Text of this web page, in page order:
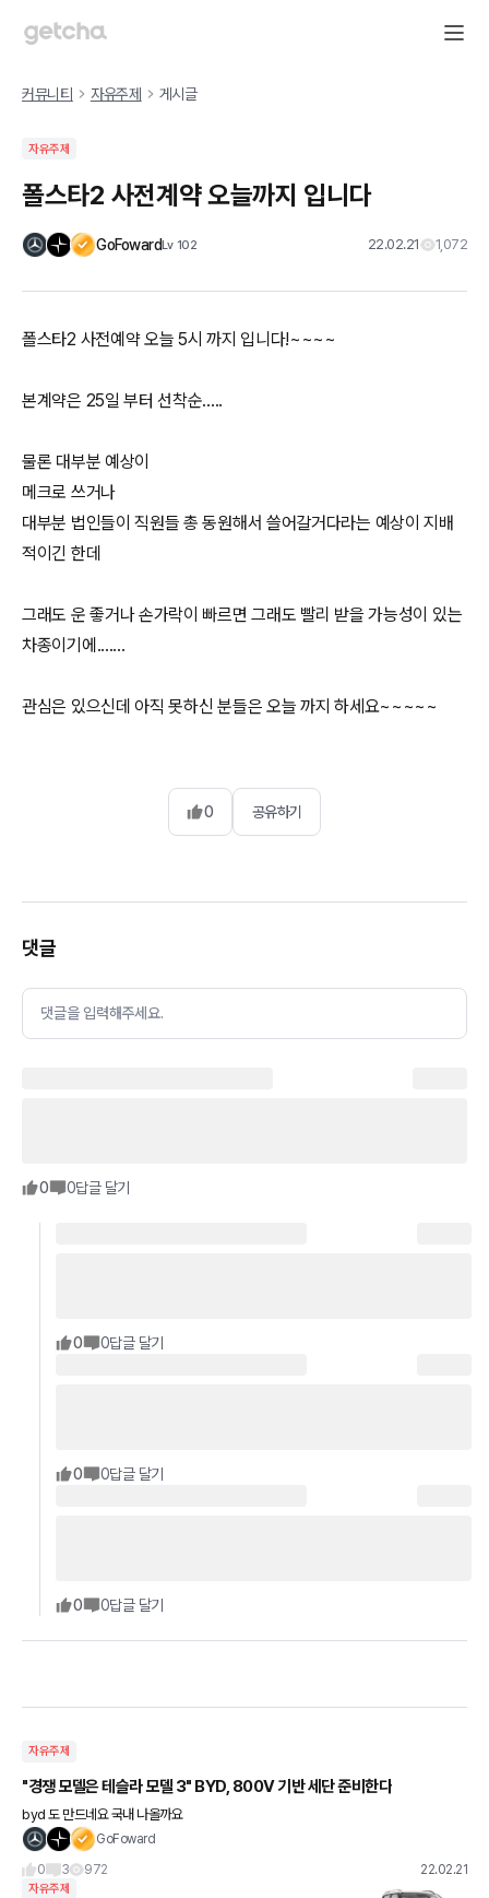
커뮤니티 자유주제 게시글
자유주제
폴스타2 사전계약 오늘까지 입니다
GoFowardLv 102 22.02.21 1,072
폴스타2 사전예약 오늘 5시 까지 입니다!~~~~
본계약은 25일 부터 선착순.....
물론 대부분 예상이
메크로 쓰거나
대부분 법인들이 직원들 총 동원해서 쓸어갈거다라는 예상이 지배
적이긴 한데
그래도 운 좋거나 손가락이 빠르면 그래도 빨리 받을 가능성이 있는
차종이기에.......
0 공유하기
댓글
댓글을 입력해주세요.
0 0답글 달기
0 0답글 달기
0 0답글 달기
0 0답글 달기
자유주제
"경쟁 모델은 테슬라 모델 3" BYD, 800V 기반 세단 준비한다
byd 도 만드네요 국내 나올까요
GoFoward
0
3 972 22.02.21
자유주제